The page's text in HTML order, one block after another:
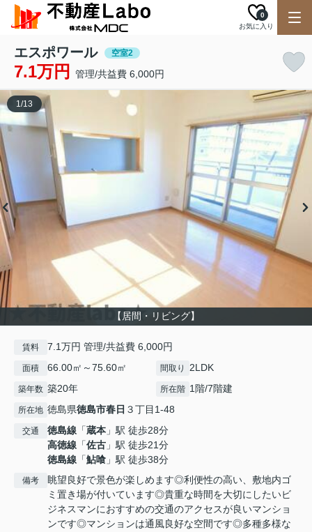
お気に入り
0
エスポワール 空室2
7.1万円 管理/共益費 6,000円
【居間・リビング】
1/13
賃料 7.1万円 管理/共益費 6,000円
面積 66.00㎡～75.60㎡ 間取り 2LDK
築年数 築20年 所在階 1階/7階建
所在地 徳島県徳島市春日 ３丁目1-48
交通 徳島線 「蔵本 」駅 徒歩28分
高徳線 「佐古 」駅 徒歩21分
徳島線 「鮎喰 」駅 徒歩38分
備考
眺望良好で景色が楽しめます◎利便性の高い、敷地内ゴ
ミ置き場が付いています◎貴重な時間を大切にしたいビ
ジネスマンにおすすめの交通のアクセスが良いマンショ
ンです◎マンションは通風良好な空間です◎多種多様な